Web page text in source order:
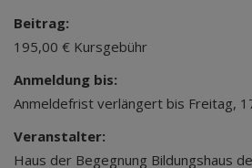
Beitrag:
195,00 € Kursgebühr
Anmeldung bis:
Anmeldefrist verlängert bis Freitag,
Veranstalter:
Haus der Begegnung Bildungshaus